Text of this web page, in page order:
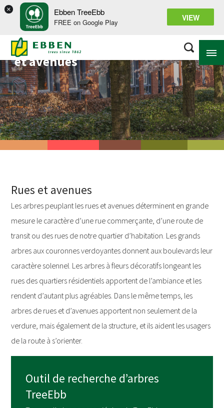
× Ebben TreeEbb
FREE on Google Play VIEW
À PROPOS D’EBBEN
SOLUTIONS
ASSORTIMENT
Projets dans les rues
et avenues
Rues et avenues
Les arbres peuplant les rues et avenues déterminent en grande
mesure le caractère d’une rue commerçante, d’une route de
transit ou des rues de notre quartier d’habitation. Les grands
arbres aux couronnes verdoyantes donnent aux boulevards leur
caractère solennel. Les arbres à fleurs décoratifs longeant les
rues des quartiers résidentiels apportent de l’ambiance et les
rendent d’autant plus agréables. Dans le même temps, les
arbres de rues et d’avenues apportent non seulement de la
verdure, mais également de la structure, et ils aident les usagers
de la route à s’orienter.
Outil de recherche d’arbres
TreeEbb